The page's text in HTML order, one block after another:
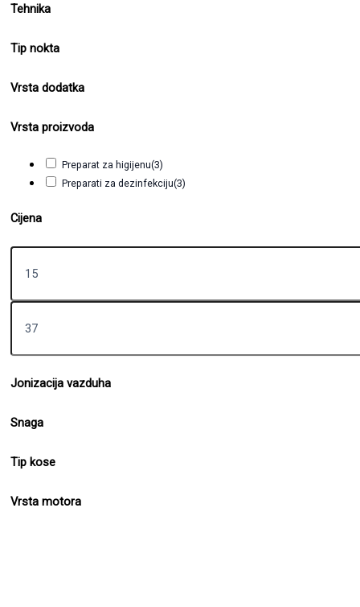
Tehnika
Tip nokta
Vrsta dodatka
Vrsta proizvoda
Preparat za higijenu(3)
Preparati za dezinfekciju(3)
Cijena
Jonizacija vazduha
Snaga
Tip kose
Vrsta motora